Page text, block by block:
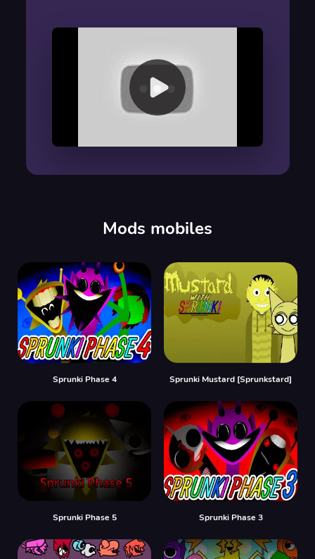
Mods mobiles
Sprunki Phase 4 Sprunki Mustard [Sprunkstard]
Sprunki Phase 5 Sprunki Phase 3